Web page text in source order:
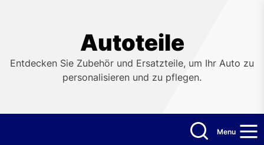
Autoteile
Entdecken Sie Zubehör und Ersatzteile, um Ihr Auto zu
personalisieren und zu pflegen.
Menu